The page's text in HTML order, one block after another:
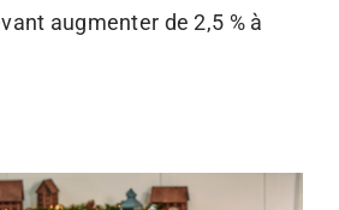
augmenter de 2,5 % à